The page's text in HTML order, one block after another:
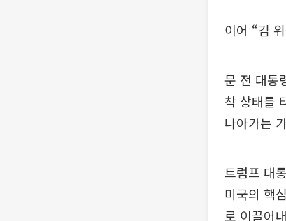
이어 “김
문 전 대통
착 상태를
나아가는
트럼프 대
미국의 핵
로 이끌어